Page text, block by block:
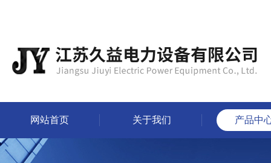
网站首页 关于我们 产品中